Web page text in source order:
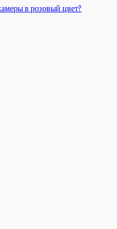
в розовый цвет?